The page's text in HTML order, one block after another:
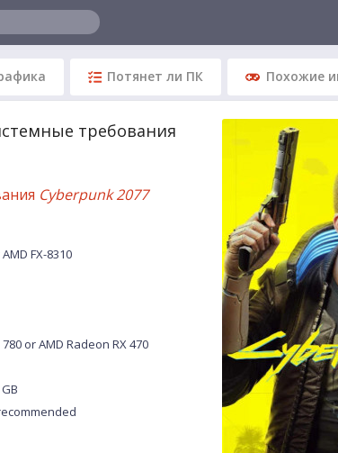
Потянет ли ПК Похожие
требования
Cyberpunk 2077
FX-8310
or AMD Radeon RX 470